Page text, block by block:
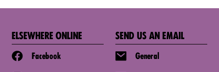
ELSEWHERE ONLINE
Facebook
SEND US AN EMAIL
General